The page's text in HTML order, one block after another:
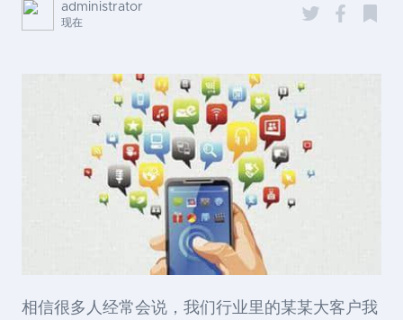
administrator
现在
相信很多人经常会说，我们行业里的某某大客户我